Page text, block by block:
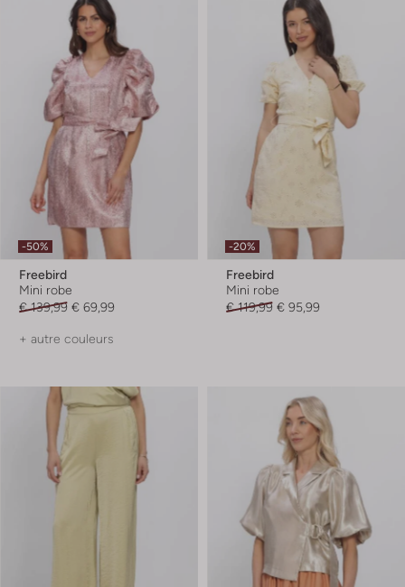
-50%
Freebird
Mini robe
€ 139,99 € 69,99
+ autre couleurs
-20%
Freebird
Mini robe
€ 119,99 € 95,99